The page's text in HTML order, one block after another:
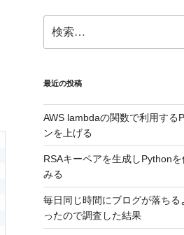
索:
最近の投稿
AWS lambdaの関数で利用する
ンを上げる
RSAキーペアを生成しPython
みる
毎日同じ時間にブログが落ちる
ったので調査した結果